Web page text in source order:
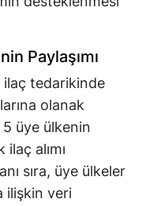
Paylaşımı
ilaç tedarikinde
olanak
üye ülkenin
alımı
sıra, üye ülkeler
ilişkin veri